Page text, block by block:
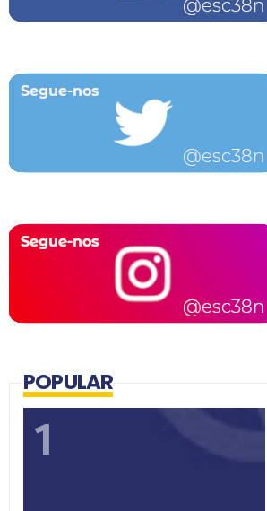
POPULAR